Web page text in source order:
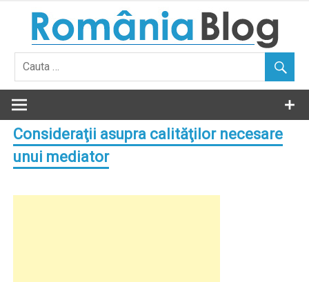
content
Consideraţii asupra calităţilor necesare
unui mediator